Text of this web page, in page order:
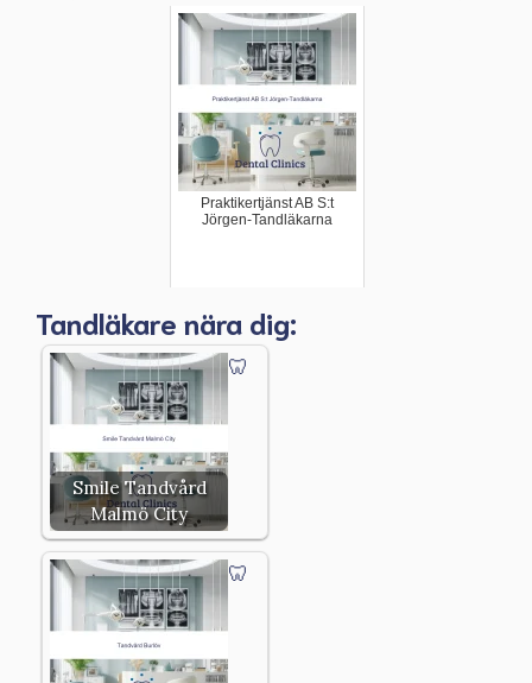
Praktikertjänst AB S:t
Jörgen-Tandläkarna
Tandläkare nära dig:
Smile Tandvård
Malmö City